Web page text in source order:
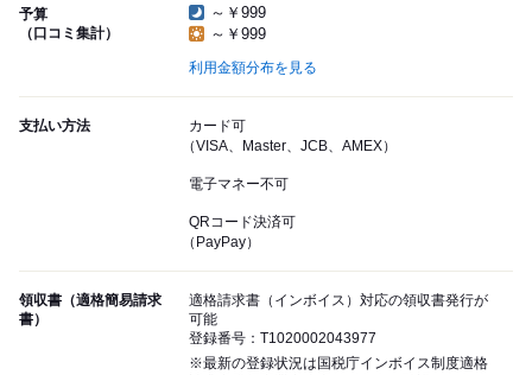
予算
（口コミ集計）
～￥999
～￥999
利用金額分布を見る
支払い方法
カード可
（VISA、Master、JCB、AMEX）
電子マネー不可
QRコード決済可
（PayPay）
領収書（適格簡易請求
書）
適格請求書（インボイス）対応の領収書発行が
可能
登録番号：T1020002043977
※最新の登録状況は国税庁インボイス制度適格